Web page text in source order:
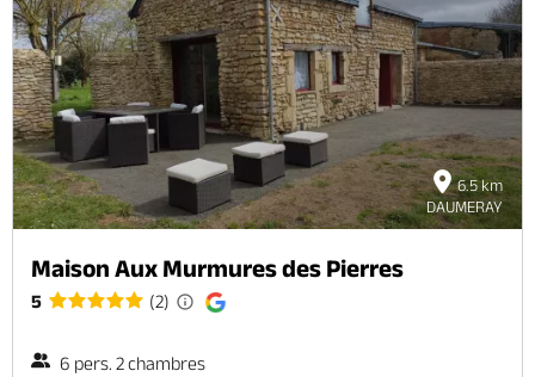
6.5 km
DAUMERAY
Maison Aux Murmures des Pierres
5 (2)
6 pers. 2 chambres